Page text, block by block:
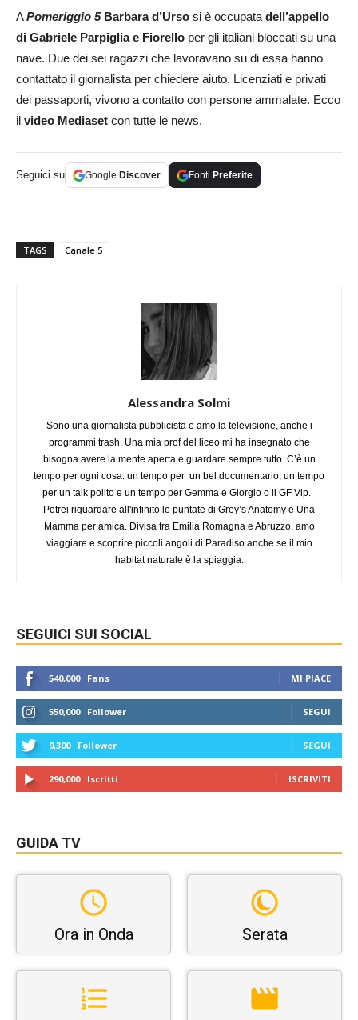
APomeriggio 5Barbara d’Urso si è occupatadell’appello
di Gabriele Parpiglia e Fiorello per gli italiani bloccati su una
nave. Due dei sei ragazzi che lavoravano su di essa hanno
contattato il giornalista per chiedere aiuto. Licenziati e privati
dei passaporti, vivono a contatto con persone ammalate. Ecco
il video Mediaset con tutte le news.
Seguici su Google Discover Fonti Preferite
TAGS Canale 5
Alessandra Solmi
Sono una giornalista pubblicista e amo la televisione, anche i
programmi trash. Una mia prof del liceo mi ha insegnato che
bisogna avere la mente aperta e guardare sempre tutto. C’è un
tempo per ogni cosa: un tempo per un bel documentario, un tempo
per un talk polito e un tempo per Gemma e Giorgio o il GF Vip.
Potrei riguardare all'infinito le puntate di Grey’s Anatomy e Una
Mamma per amica. Divisa fra Emilia Romagna e Abruzzo, amo
viaggiare e scoprire piccoli angoli di Paradiso anche se il mio
habitat naturale è la spiaggia.
SEGUICI SUI SOCIAL
540,000 Fans MI PIACE
550,000 Follower SEGUI
9,300 Follower SEGUI
290,000 Iscritti ISCRIVITI
GUIDA TV
Ora in Onda Serata